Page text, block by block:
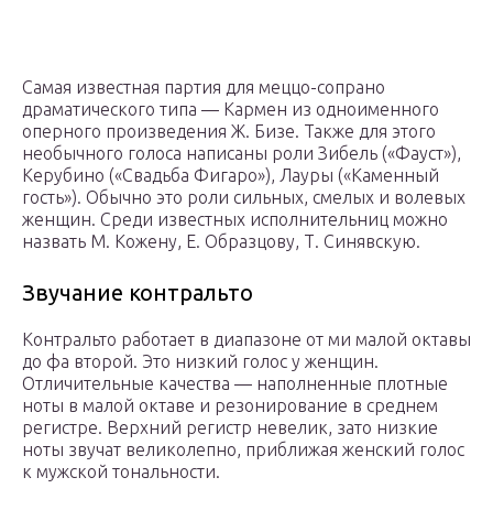
Самая известная партия для меццо-сопрано
драматического типа — Кармен из одноименного
оперного произведения Ж. Бизе. Также для этого
необычного голоса написаны роли Зибель («Фауст»),
Керубино («Свадьба Фигаро»), Лауры («Каменный
гость»). Обычно это роли сильных, смелых и волевых
женщин. Среди известных исполнительниц можно
назвать М. Кожену, Е. Образцову, Т. Синявскую.
Звучание контральто
Контральто работает в диапазоне от ми малой октавы
до фа второй. Это низкий голос у женщин.
Отличительные качества — наполненные плотные
ноты в малой октаве и резонирование в среднем
регистре. Верхний регистр невелик, зато низкие
ноты звучат великолепно, приближая женский голос
к мужской тональности.